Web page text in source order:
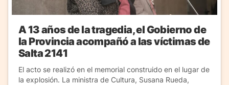
A 13 años de la tragedia, el Gobierno de
la Provincia acompañó a las víctimas de
Salta 2141
El acto se realizó en el memorial construido en el lugar de
la explosión. La ministra de Cultura, Susana Rueda,